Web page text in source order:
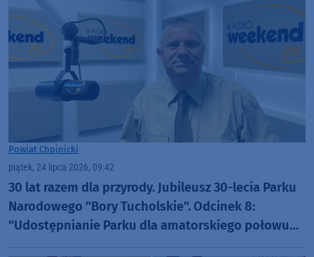
Powiat Chojnicki
piątek, 24 lipca 2026, 09:42
30 lat razem dla przyrody. Jubileusz 30-lecia Parku
Narodowego "Bory Tucholskie". Odcinek 8:
"Udostępnianie Parku dla amatorskiego połowu